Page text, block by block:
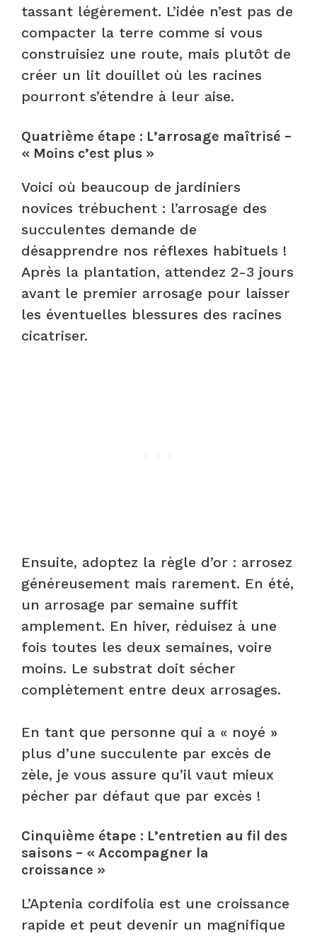
tassant légèrement. L’idée n’est pas de
compacter la terre comme si vous
construisiez une route, mais plutôt de
créer un lit douillet où les racines
pourront s’étendre à leur aise.
Quatrième étape : L’arrosage maîtrisé –
« Moins c’est plus »
Voici où beaucoup de jardiniers
novices trébuchent : l’arrosage des
succulentes demande de
désapprendre nos réflexes habituels !
Après la plantation, attendez 2-3 jours
avant le premier arrosage pour laisser
les éventuelles blessures des racines
cicatriser.
Ensuite, adoptez la règle d’or : arrosez
généreusement mais rarement. En été,
un arrosage par semaine suffit
amplement. En hiver, réduisez à une
fois toutes les deux semaines, voire
moins. Le substrat doit sécher
complètement entre deux arrosages.
En tant que personne qui a « noyé »
plus d’une succulente par excès de
zèle, je vous assure qu’il vaut mieux
pécher par défaut que par excès !
Cinquième étape : L’entretien au fil des
saisons – « Accompagner la
croissance »
L’Aptenia cordifolia est une croissance
rapide et peut devenir un magnifique